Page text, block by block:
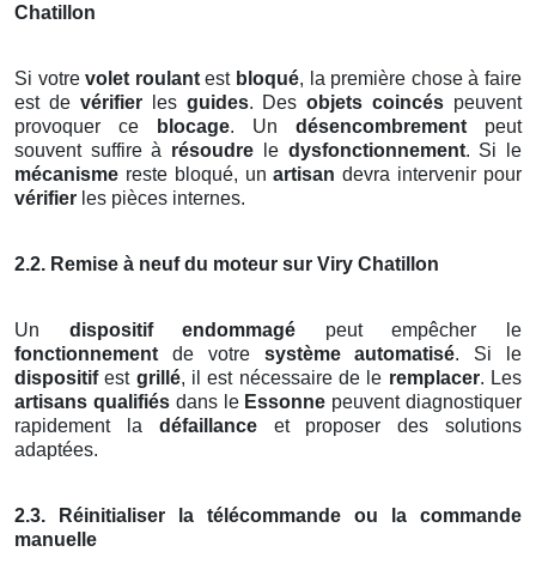
Chatillon
Si votrevolet roulantest bloqué, la première chose à faire
est de vérifierles guides. Desobjets coincés peuvent
provoquer ce
blocage. Un désencombrement peut
souvent suffire à résoudre le dysfonctionnement. Si le
mécanisme reste bloqué, unartisan devra intervenir pour
vérifier les pièces internes.
2.2. Remise à neuf du moteur sur Viry Chatillon
Un dispositif endommagé peut empêcher le
fonctionnement de votre système automatisé. Si le
dispositifest grillé, il est nécessaire de le remplacer. Les
artisans qualifiésdans le Essonne peuvent diagnostiquer
rapidement la défaillanceet proposer des solutions
adaptées.
2.3. Réinitialiser la télécommande ou la commande
manuelle